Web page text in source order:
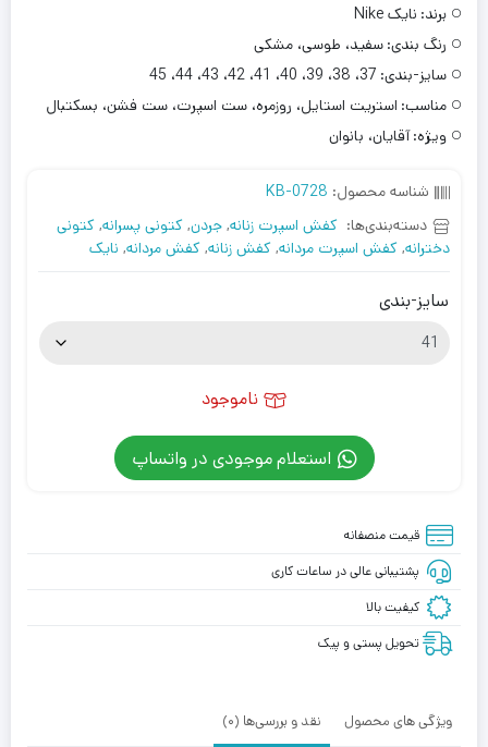
برند: نایک Nike
رنگ بندی: سفید، طوسی، مشکی
سایز-بندی: 37، 38، 39، 40، 41، 42، 43، 44، 45
مناسب: استریت استایل، روزمره، ست اسپرت، ست فشن، بسکتبال
ویژه: آقایان، بانوان
شناسه محصول: KB-0728
دسته‌بندی‌ها: کفش اسپرت زنانه, جردن, کتونی پسرانه, کتونی
دخترانه, کفش اسپرت مردانه, کفش زنانه, کفش مردانه, نایک
سایز-بندی
ناموجود
استعلام موجودی در واتساپ
قیمت منصفانه
پشتیبانی عالی در ساعات کاری
کیفیت بالا
تحویل پستی و پیک
ویژگی های محصول نقد و بررسی‌ها (0)